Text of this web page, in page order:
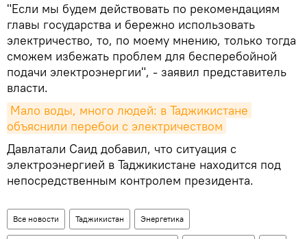
"Если мы будем действовать по рекомендациям
главы государства и бережно использовать
электричество, то, по моему мнению, только тогда
сможем избежать проблем для бесперебойной
подачи электроэнергии", - заявил представитель
власти.
Мало воды, много людей: в Таджикистане
объяснили перебои с электричеством
Давлатали Саид добавил, что ситуация с
электроэнергией в Таджикистане находится под
непосредственным контролем президента.
Все новости Таджикистан Энергетика